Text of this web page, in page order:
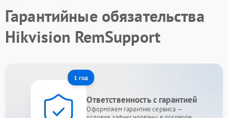
Гарантийные обязательства
Hikvision RemSupport
1 год
Ответственность с гарантией
Оформляем гарантию сервиса —